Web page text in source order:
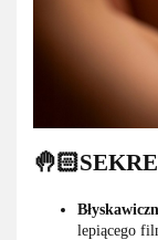
lepiącego